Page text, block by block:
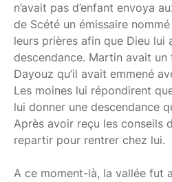
n’avait pas d’enfant envoya
de Scété un émissaire
leurs prières afin que Dieu lui
descendance. Martin avait un
Dayouz qu’il avait emmené
Les moines lui répondirent
lui donner une descendance
Après avoir reçu les conseils
repartir pour rentrer chez lui.
A ce moment-là, la vallée fut